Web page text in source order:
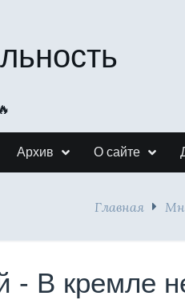
Архив О сайте
Главная
- В кремле